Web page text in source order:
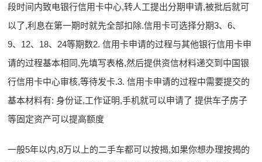
段时间内致电银行信用卡中心,转人工提出分期申请,被批后就可
以了,利息在第一期时就先全部扣除.信用卡可选择分期3、6、
9、12、18、24等期数2. 信用卡申请的过程与其他银行信用卡申
请的过程基本相同,先填写表格,然后提供资信材料递交到中国银
行信用卡中心审核,等待发卡.3. 信用卡申请的过程中需要提交的
基本材料有: 身份证,工作证明,手机就可以申请了 提供车子房子
等固定资产可以提高额度
一般5年以内,8万以上的二手车都可以按揭,如果你想办理按揭的